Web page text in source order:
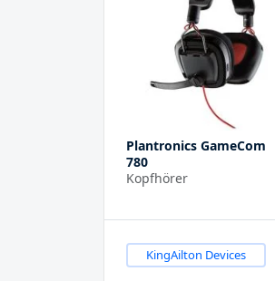
Plantronics GameCom
780
Kopfhörer
KingAilton Devices